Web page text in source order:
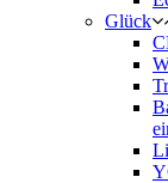
Glück